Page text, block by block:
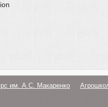
им. А.С. Макаренко